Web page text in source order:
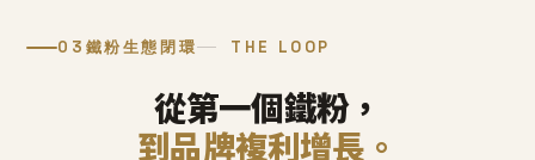
03 鐵粉生態閉環 THE LOOP
從第一個鐵粉，
到品牌複利增長。